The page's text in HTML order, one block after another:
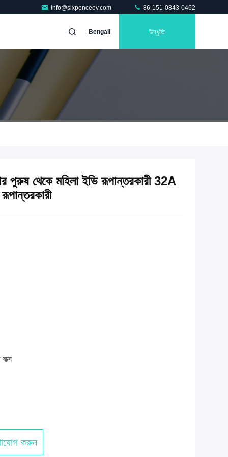
info@sixpenceev.com 86-151-0843-0462
Bengali উদ্ধৃতি
পুরুষ থেকে মহিলা ইভি রূপান্তরকারী 32A
করুন